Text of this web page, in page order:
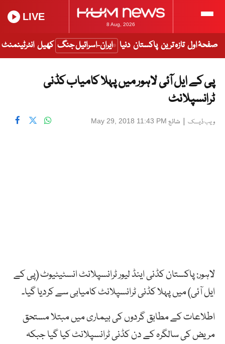
8 Aug, 2026
LIVE
صفحۂ اول تازہ ترین پاکستان دنیا ایران-اسرائیل جنگ کھیل انٹرٹینمنٹ
پی کے ایل آئی لاہور میں پہلا کامیاب کڈنی
ٹرانسپلانٹ
ویب ڈیسک | شائع May 29, 2018 11:43 PM
لاہور: پاکستان کڈنی اینڈ لیور ٹرانسپلانٹ انسٹیٹیوٹ (پی کے
ایل آئی) میں پہلا کڈنی ٹرانسپلانٹ کامیابی سے کردیا گیا۔
اطلاعات کے مطابق گردوں کی بیماری میں مبتلا مستحق
مریض کی سالگرہ کے دن کڈنی ٹرانسپلانٹ کیا گیا جبکہ